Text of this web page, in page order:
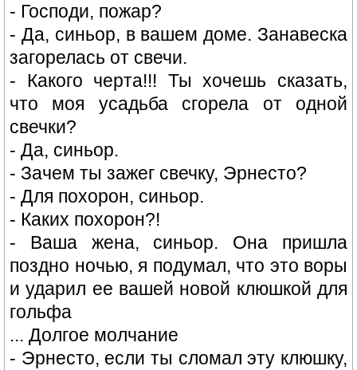
- Господи, пожар?
- Да, синьор, в вашем доме. Занавеска
загорелась от свечи.
- Какого черта!!! Ты хочешь сказать,
что моя усадьба сгорела от одной
свечки?
- Да, синьор.
- Зачем ты зажег свечку, Эрнесто?
- Для похорон, синьор.
- Каких похорон?!
- Ваша жена, синьор. Она пришла
поздно ночью, я подумал, что это воры
и ударил ее вашей новой клюшкой для
гольфа
... Долгое молчание
- Эрнесто, если ты сломал эту клюшку,